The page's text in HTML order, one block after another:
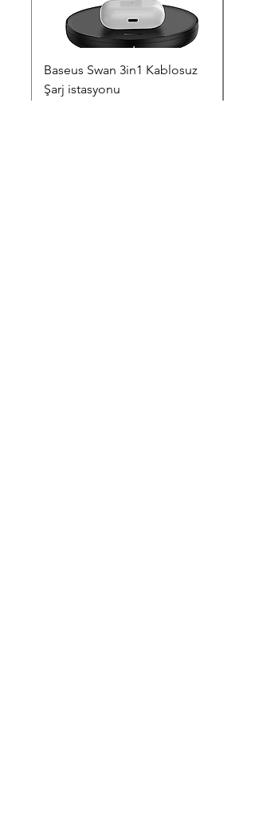
Baseus Swan 3in1 Kablosuz
Şarj istasyonu